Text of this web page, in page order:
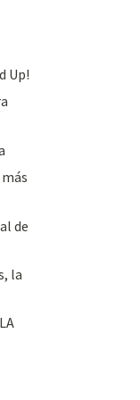
Up!
de
la